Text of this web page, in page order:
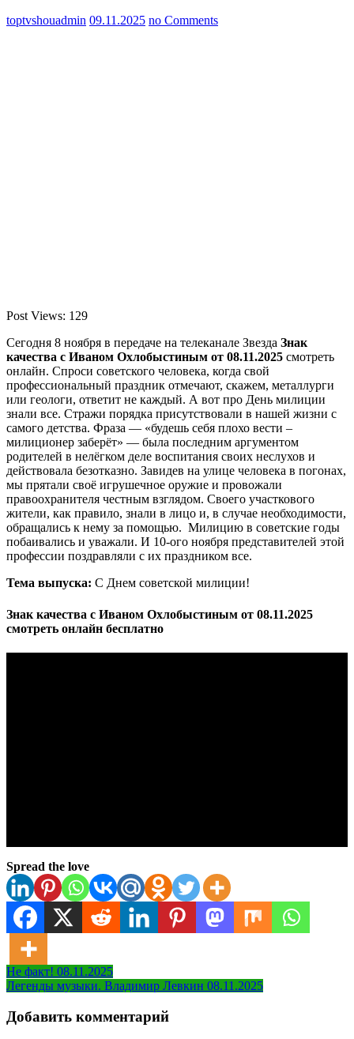
toptvshouadmin 09.11.2025 no Comments
Post Views: 129
Сегодня 8 ноября в передаче на телеканале Звезда Знак
качества с Иваном Охлобыстиным от 08.11.2025 смотреть
онлайн. Спроси советского человека, когда свой
профессиональный праздник отмечают, скажем, металлурги
или геологи, ответит не каждый. А вот про День милиции
знали все. Стражи порядка присутствовали в нашей жизни с
самого детства. Фраза — «будешь себя плохо вести –
милиционер заберёт» — была последним аргументом
родителей в нелёгком деле воспитания своих неслухов и
действовала безотказно. Завидев на улице человека в погонах,
мы прятали своё игрушечное оружие и провожали
правоохранителя честным взглядом. Своего участкового
жители, как правило, знали в лицо и, в случае необходимости,
обращались к нему за помощью. Милицию в советские годы
побаивались и уважали. И 10-ого ноября представителей этой
профессии поздравляли с их праздником все.
Тема выпуска: С Днем советской милиции!
Знак качества с Иваном Охлобыстиным от 08.11.2025
смотреть онлайн бесплатно
Spread the love
Навигация
по
записям
Не факт! 08.11.2025
Легенды музыки. Владимир Левкин 08.11.2025
Добавить комментарий